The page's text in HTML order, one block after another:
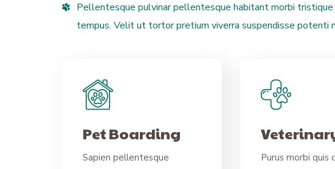
Pellentesque pulvinar pellentesque habitant morbi
tempus. Velit ut tortor pretium viverra suspendisse potenti
Pet Boarding
Sapien pellentesque
Purus morbi quis